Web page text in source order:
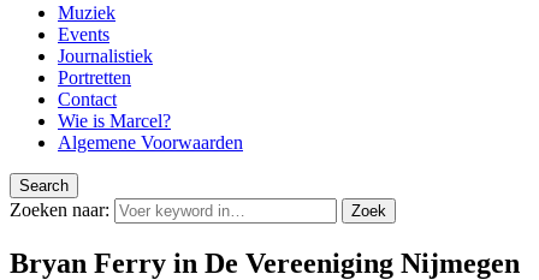
Muziek
Events
Journalistiek
Portretten
Contact
Wie is Marcel?
Algemene Voorwaarden
Search
Zoeken naar: Zoek
Bryan Ferry in De Vereeniging Nijmegen